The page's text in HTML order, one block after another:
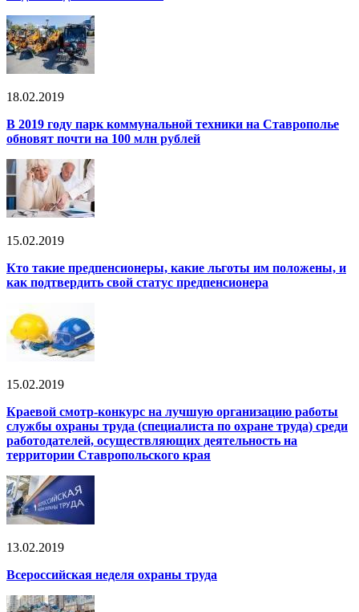
18.02.2019
В 2019 году парк коммунальной техники на Ставрополье
обновят почти на 100 млн рублей
15.02.2019
Кто такие предпенсионеры, какие льготы им положены, и
как подтвердить свой статус предпенсионера
15.02.2019
Краевой смотр-конкурс на лучшую организацию работы
службы охраны труда (специалиста по охране труда) среди
работодателей, осуществляющих деятельность на
территории Ставропольского края
13.02.2019
Всероссийская неделя охраны труда